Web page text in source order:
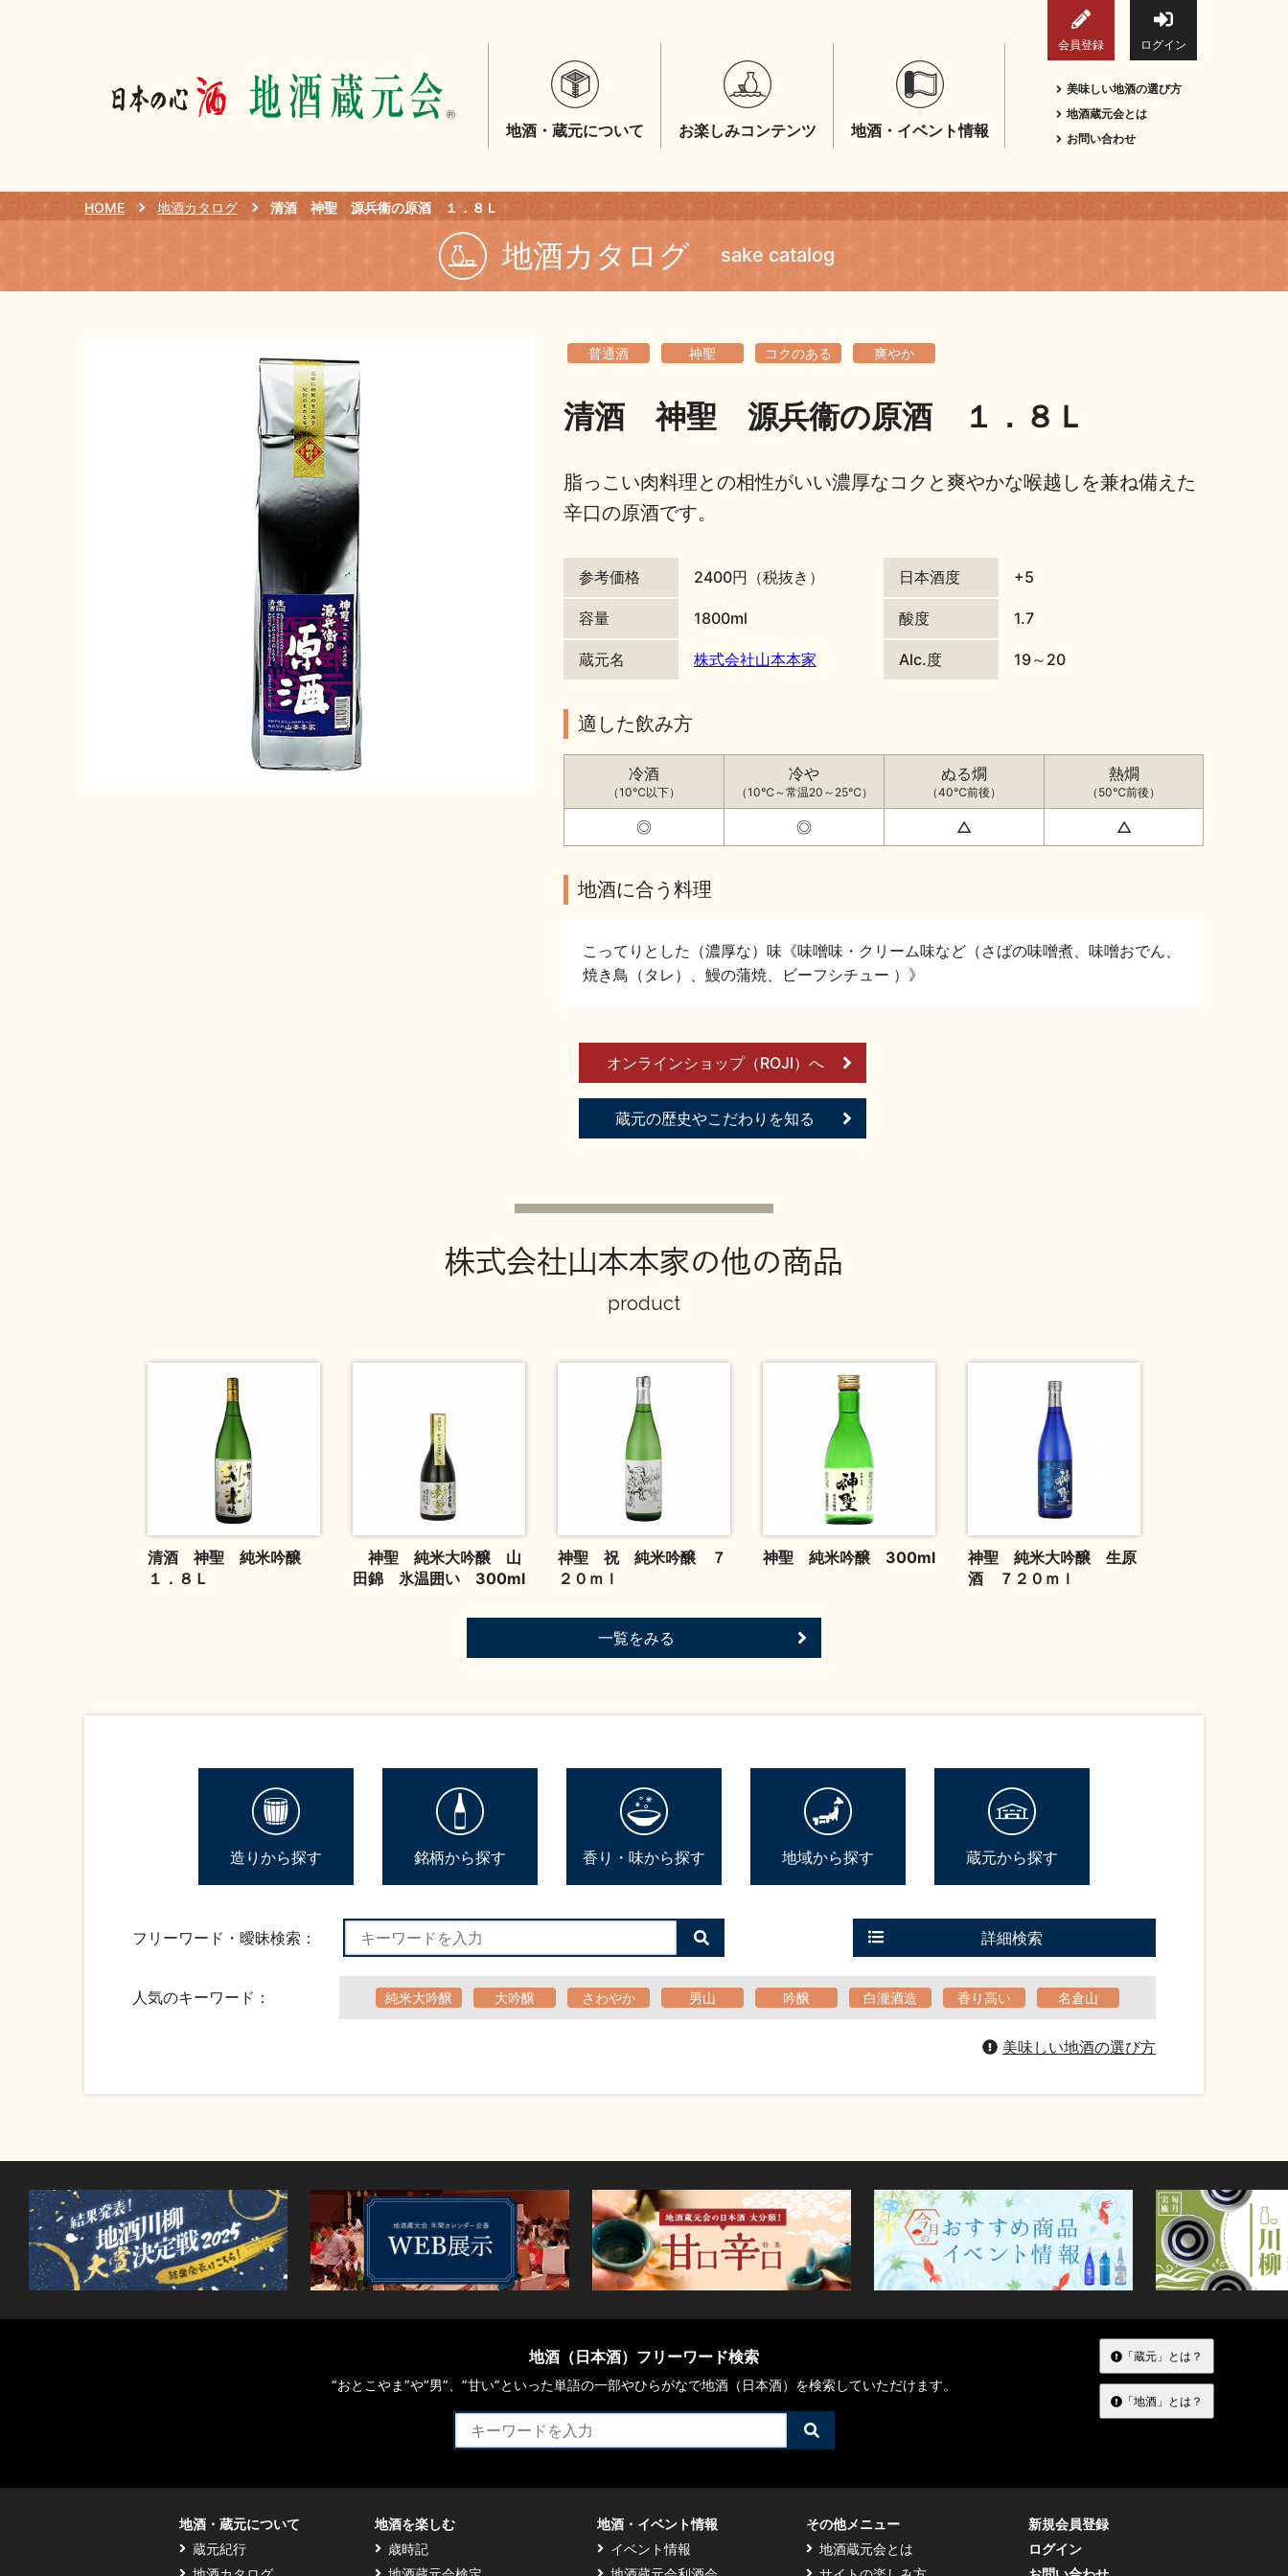
会員登録 ログイン
地酒・蔵元について お楽しみコンテンツ 地酒・イベント情報
美味しい地酒の選び方
地酒蔵元会とは
お問い合わせ
HOME 地酒カタログ 清酒 神聖 源兵衞の原酒 １．８Ｌ
地酒カタログ sake catalog
普通酒 神聖 コクのある 爽やか
清酒 神聖 源兵衞の原酒 １．８Ｌ
脂っこい肉料理との相性がいい濃厚なコクと爽やかな喉越しを兼ね備えた
辛口の原酒です。
参考価格 2400円（税抜き）
容量 1800ml
蔵元名 株式会社山本本家
日本酒度 +5
酸度 1.7
Alc.度 19～20
適した飲み方
冷酒
（10℃以下）
冷や
（10℃～常温20～25℃）
ぬる燗
（40℃前後）
熱燗
（50℃前後）
◎ ◎ △ △
地酒に合う料理
こってりとした（濃厚な）味《味噌味・クリーム味など（さばの味噌煮、味噌おでん、
焼き鳥（タレ）、鰻の蒲焼、ビーフシチュー ）》
オンラインショップ（ROJI）へ
蔵元の歴史やこだわりを知る
株式会社山本本家の他の商品
product
清酒 神聖 純米吟醸
１．８Ｌ
神聖 純米大吟醸 山
田錦 氷温囲い 300ml
神聖 祝 純米吟醸 ７
２０ｍｌ
神聖 純米吟醸 300ml
神聖 純米大吟醸 生原
酒 ７２０ｍｌ
一覧をみる
造りから探す 銘柄から探す 香り・味から探す 地域から探す 蔵元から探す
フリーワード・曖昧検索：
検
索
る
詳細検索
人気のキーワード： 純米大吟醸 大吟醸 さわやか 男山 吟醸 白瀧酒造 香り高い 名倉山
美味しい地酒の選び方
地酒（日本酒）フリーワード検索
“おとこやま”や“男”、”甘い”といった単語の一部やひらがなで地酒（日本酒）を検索していただけます。
検
索
「蔵元」とは？
「地酒」とは？
地酒・蔵元について
蔵元紀行
地酒を楽しむ
歳時記
地酒・イベント情報
イベント情報
その他メニュー
地酒蔵元会とは
新規会員登録
ログイン